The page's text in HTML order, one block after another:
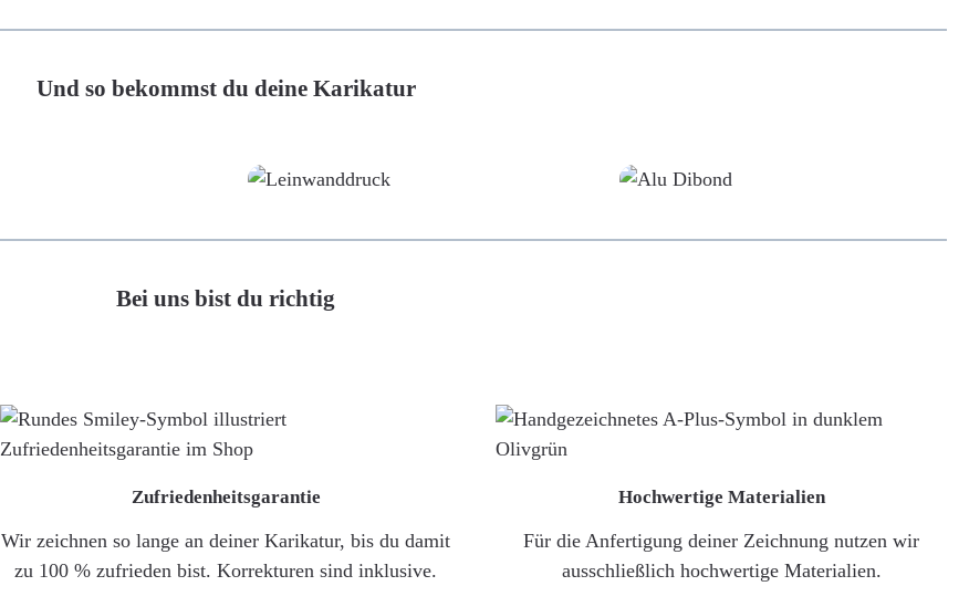
Und so bekommst du deine Karikatur
Bei uns bist du richtig
Zufriedenheitsgarantie
Wir zeichnen so lange an deiner Karikatur, bis du damit
zu 100 % zufrieden bist. Korrekturen sind inklusive.
Hochwertige Materialien
Für die Anfertigung deiner Zeichnung nutzen wir
ausschließlich hochwertige Materialien.